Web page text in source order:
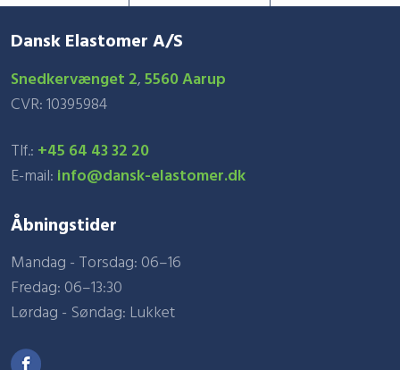
Dansk Elastomer A/S
Snedkervænget 2,​5560 Aarup
​CVR: 10395984​
Tlf.: +45 64 43 32 20
E-mail: info@dansk-elastomer.dk
Åbningstider
Mandag - Torsdag: 06–16
Fredag: 06–13:30
Lørdag - Søndag: Lukket